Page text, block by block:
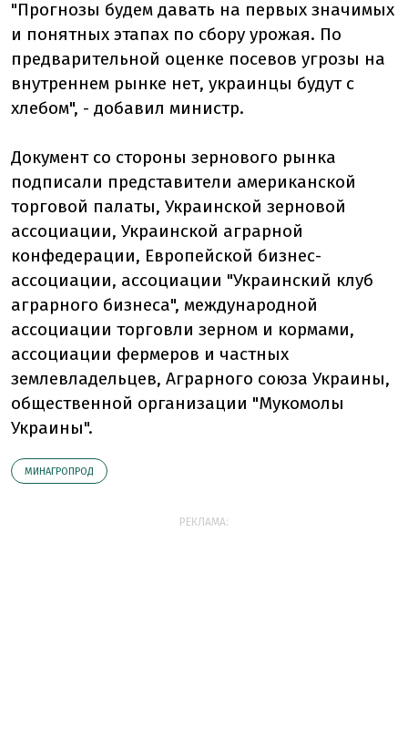
"Прогнозы будем давать на первых значимых
и понятных этапах по сбору урожая. По
предварительной оценке посевов угрозы на
внутреннем рынке нет, украинцы будут с
хлебом", - добавил министр.
Документ со стороны зернового рынка
подписали представители американской
торговой палаты, Украинской зерновой
ассоциации, Украинской аграрной
конфедерации, Европейской бизнес-
ассоциации, ассоциации "Украинский клуб
аграрного бизнеса", международной
ассоциации торговли зерном и кормами,
ассоциации фермеров и частных
землевладельцев, Аграрного союза Украины,
общественной организации "Мукомолы
Украины".
МИНАГРОПРОД
РЕКЛАМА: